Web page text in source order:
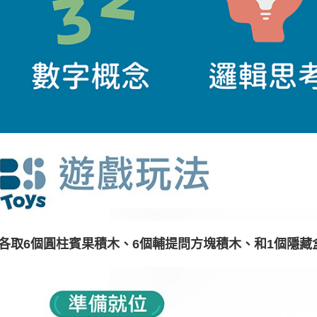
取6個圓柱賓果積木、6個輔提問方塊積木、和1個隱藏